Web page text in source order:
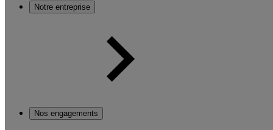
Notre entreprise
Nos engagements